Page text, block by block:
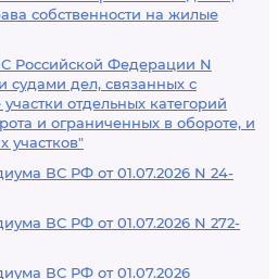
собственности на жилые
Российской Федерации N
судами дел, связанных с
отдельных категорий
и ограниченных в обороте, и
участков"
ВС РФ от 01.07.2026 N 24-
ВС РФ от 01.07.2026 N 272-
ВС РФ от 01.07.2026